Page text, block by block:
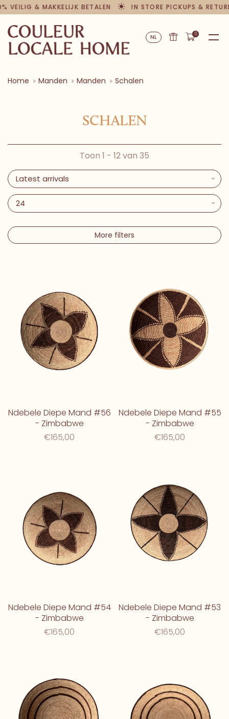
VEILIG & MAKKELIJK BETALEN IN STORE PICKUPS &
NL 0
Home Manden Manden Schalen
SCHALEN
Toon 1 - 12 van 35
Latest arrivals
24
More filters
Ndebele Diepe Mand #56
- Zimbabwe
€165,00
Ndebele Diepe Mand #55
- Zimbabwe
€165,00
Ndebele Diepe Mand #54
- Zimbabwe
€165,00
Ndebele Diepe Mand #53
- Zimbabwe
€165,00